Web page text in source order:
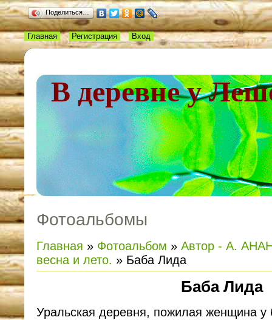
Поделиться…
В деревне у
Главная Регистрация Вход
Фотоальбомы
Главная » Фотоальбом » Автор - А.
весна и лето. » Баба Лида
Баба Лида
Уральская деревня, пожилая женщина